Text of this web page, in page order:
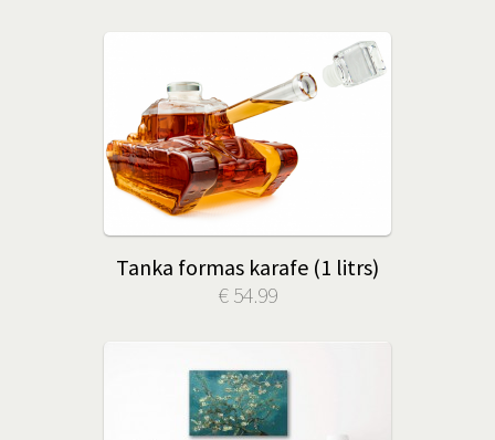
Tanka formas karafe (1 litrs)
€ 54.99